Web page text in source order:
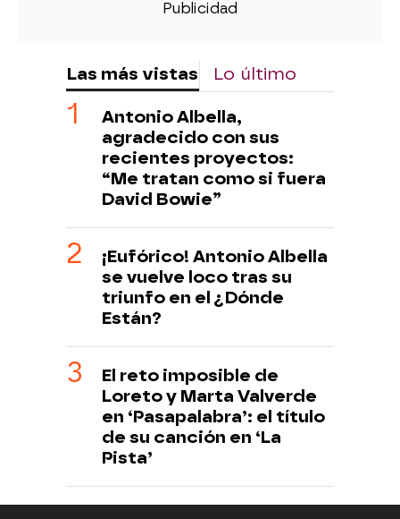
Las más vistas Lo último
Antonio Albella,
agradecido con sus
recientes proyectos:
“Me tratan como si fuera
David Bowie”
¡Eufórico! Antonio Albella
se vuelve loco tras su
triunfo en el ¿Dónde
Están?
El reto imposible de
Loreto y Marta Valverde
en ‘Pasapalabra’: el título
de su canción en ‘La
Pista’